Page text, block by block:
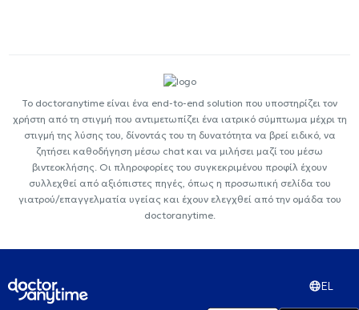
Το doctoranytime είναι ένα end-to-end solution που υποστηρίζει τον
χρήστη από τη στιγμή που αντιμετωπίζει ένα ιατρικό σύμπτωμα μέχρι τη
στιγμή της λύσης του, δίνοντάς του τη δυνατότητα να βρεί ειδικό, να
ζητήσει καθοδήγηση μέσω chat και να μιλήσει μαζί του μέσω
βιντεοκλήσης. Οι πληροφορίες του συγκεκριμένου προφίλ έχουν
συλλεχθεί από αξιόπιστες πηγές, όπως η προσωπική σελίδα του
γιατρού/επαγγελματία υγείας και έχουν ελεγχθεί από την ομάδα του
doctoranytime.
EL